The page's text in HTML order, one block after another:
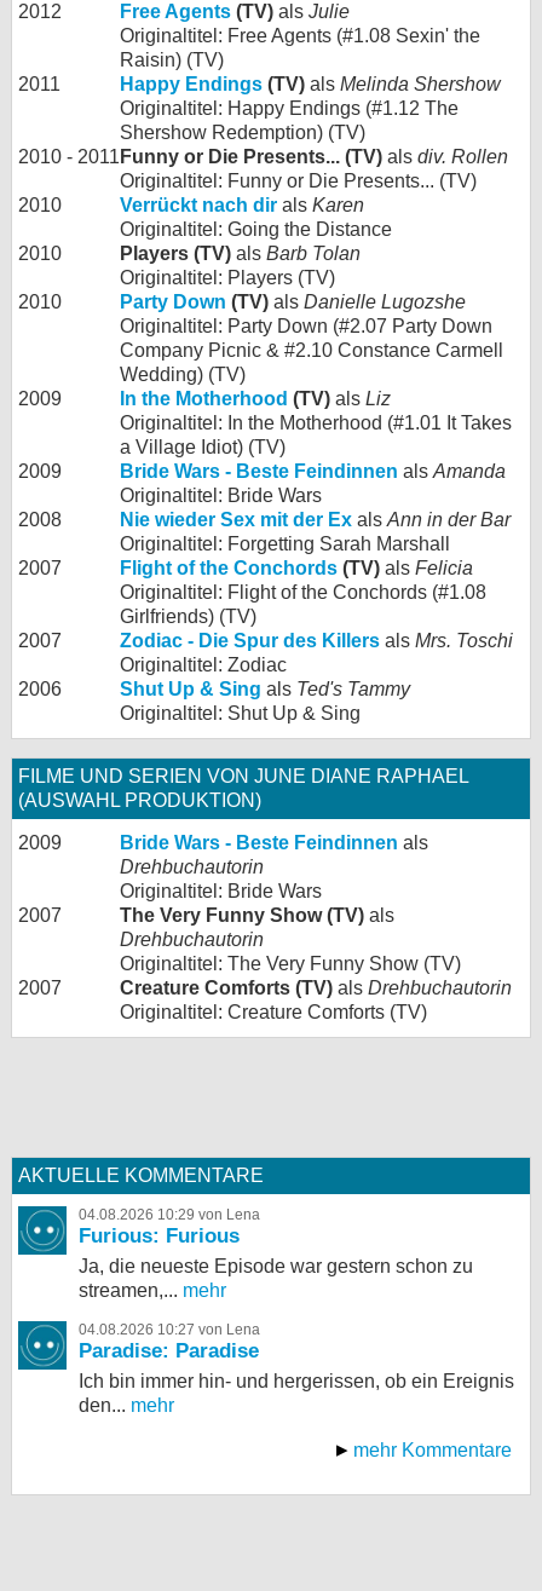
2012
Free Agents (TV) als Julie
Originaltitel: Free Agents (#1.08 Sexin' the
Raisin) (TV)
2011
Happy Endings (TV) als Melinda Shershow
Originaltitel: Happy Endings (#1.12 The
Shershow Redemption) (TV)
2010 - 2011 Funny or Die Presents... (TV) als div. Rollen
Originaltitel: Funny or Die Presents... (TV)
2010
Verrückt nach dir als Karen
Originaltitel: Going the Distance
2010
Players (TV) als Barb Tolan
Originaltitel: Players (TV)
2010
Party Down (TV) als Danielle Lugozshe
Originaltitel: Party Down (#2.07 Party Down
Company Picnic & #2.10 Constance Carmell
Wedding) (TV)
2009
In the Motherhood (TV) als Liz
Originaltitel: In the Motherhood (#1.01 It Takes
a Village Idiot) (TV)
2009
Bride Wars - Beste Feindinnen als Amanda
Originaltitel: Bride Wars
2008
Nie wieder Sex mit der Ex als Ann in der Bar
Originaltitel: Forgetting Sarah Marshall
2007
Flight of the Conchords (TV) als Felicia
Originaltitel: Flight of the Conchords (#1.08
Girlfriends) (TV)
2007
Zodiac - Die Spur des Killers als Mrs. Toschi
Originaltitel: Zodiac
2006
Shut Up & Sing als Ted's Tammy
Originaltitel: Shut Up & Sing
FILME UND SERIEN VON JUNE DIANE RAPHAEL
(AUSWAHL PRODUKTION)
2009 Bride Wars - Beste Feindinnen als
Drehbuchautorin
Originaltitel: Bride Wars
2007
The Very Funny Show (TV) als
Drehbuchautorin
Originaltitel: The Very Funny Show (TV)
2007
Creature Comforts (TV) als Drehbuchautorin
Originaltitel: Creature Comforts (TV)
AKTUELLE KOMMENTARE
04.08.2026 10:29 von Lena
Furious: Furious
Ja, die neueste Episode war gestern schon zu
streamen,... mehr
04.08.2026 10:27 von Lena
Paradise: Paradise
Ich bin immer hin- und hergerissen, ob ein Ereignis
den... mehr
mehr Kommentare